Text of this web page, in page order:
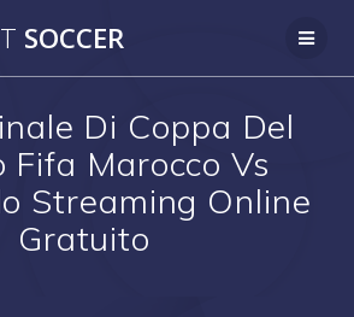
to
SOCCER
Di Coppa Del
Fifa Marocco Vs
Streaming Online
Gratuito